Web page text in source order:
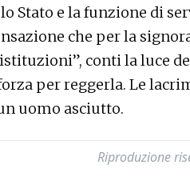
Stato e la funzione di
che per la
conti la luce
per reggerla. Le
uomo asciutto.
Riproduzione